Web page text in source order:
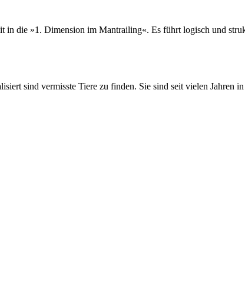
die »1. Dimension im Mantrailing«. Es führt logisch und
sind vermisste Tiere zu finden. Sie sind seit vielen Jahren